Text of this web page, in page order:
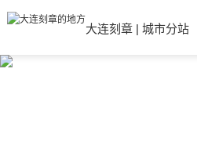
大连刻章| 城市分站